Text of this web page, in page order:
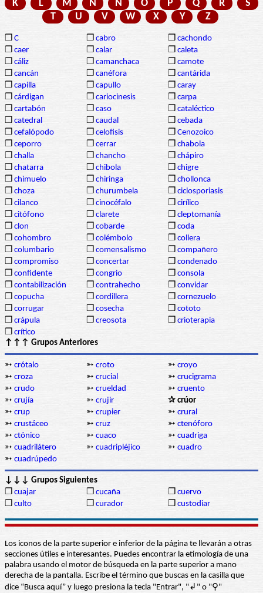
K
L M N Ñ O P Q R
S
T
U V W X Y Z
❒ C ❒ cabro ❒ cachondo
❒ caer ❒ calar ❒ caleta
❒ cáliz ❒ camanchaca ❒ camote
❒ cancán ❒ canéfora ❒ cantárida
❒ capilla ❒ capullo ❒ caray
❒ cárdigan ❒ cariocinesis ❒ carpa
❒ cartabón ❒ caso ❒ cataléctico
❒ catedral ❒ caudal ❒ cebada
❒ cefalópodo ❒ celofisis ❒ Cenozoico
❒ ceporro ❒ cerrar ❒ chabola
❒ challa ❒ chancho ❒ chápiro
❒ chatarra ❒ chibola ❒ chigre
❒ chimuelo ❒ chiringa ❒ chollonca
❒ choza ❒ churumbela ❒ ciclosporiasis
❒ cilanco ❒ cinocéfalo ❒ cirílico
❒ citófono ❒ clarete ❒ cleptomanía
❒ clon ❒ cobarde ❒ coda
❒ cohombro ❒ colémbolo ❒ collera
❒ columbario ❒ comensalismo ❒ compañero
❒ compromiso ❒ concertar ❒ condenado
❒ confidente ❒ congrio ❒ consola
❒ contabilización ❒ contrahecho ❒ convidar
❒ copucha ❒ cordillera ❒ cornezuelo
❒ corrugar ❒ cosecha ❒ cototo
❒ crápula ❒ creosota ❒ crioterapia
❒ crítico
↑↑↑ Grupos Anteriores
➳ crótalo ➳ croto ➳ croyo
➳ croza ➳ crucial ➳ crucigrama
➳ crudo ➳ crueldad ➳ cruento
➳ crujía ➳ crujir
✰ crúor
➳ crup ➳ crupier ➳ crural
➳ crustáceo ➳ cruz ➳ ctenóforo
➳ ctónico ➳ cuaco ➳ cuadriga
➳ cuadrilátero ➳ cuadripléjico ➳ cuadro
➳ cuadrúpedo
↓↓↓ Grupos Siguientes
❒ cuajar ❒ cucaña ❒ cuervo
❒ culto ❒ curador ❒ custodiar
Los iconos de la parte superior e inferior de la página te llevarán a otras
secciones útiles e interesantes. Puedes encontrar la etimología de una
palabra usando el motor de búsqueda en la parte superior a mano
derecha de la pantalla. Escribe el término que buscas en la casilla que
dice “Busca aquí” y luego presiona la tecla "Entrar", "↲" o "⚲"